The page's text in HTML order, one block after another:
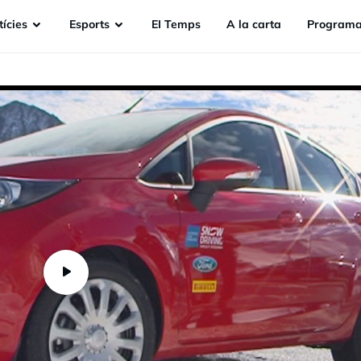
Esports EI Temps A la carta